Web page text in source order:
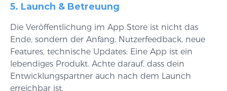
5. Launch & Betreuung
Die Veröffentlichung im App Store ist nicht das
Ende, sondern der Anfang. Nutzerfeedback, neue
Features, technische Updates: Eine App ist ein
lebendiges Produkt. Achte darauf, dass dein
Entwicklungspartner auch nach dem Launch
erreichbar ist.